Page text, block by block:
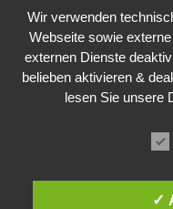
Wir verwenden
Webseite sowie
externen Dienste
belieben aktivieren &
lesen Sie unsere
✓